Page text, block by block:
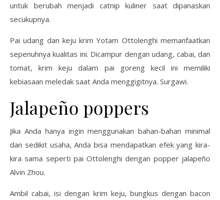
untuk berubah menjadi catnip kuliner saat dipanaskan
secukupnya.
Pai udang dan keju krim Yotam Ottolenghi memanfaatkan
sepenuhnya kualitas ini. Dicampur dengan udang, cabai, dan
tomat, krim keju dalam pai goreng kecil ini memiliki
kebiasaan meledak saat Anda menggigitnya. Surgawi.
Jalapeño poppers
Jika Anda hanya ingin menggunakan bahan-bahan minimal
dan sedikit usaha, Anda bisa mendapatkan efek yang kira-
kira sama seperti pai Ottolenghi dengan popper jalapeño
Alvin Zhou.
Ambil cabai, isi dengan krim keju, bungkus dengan bacon